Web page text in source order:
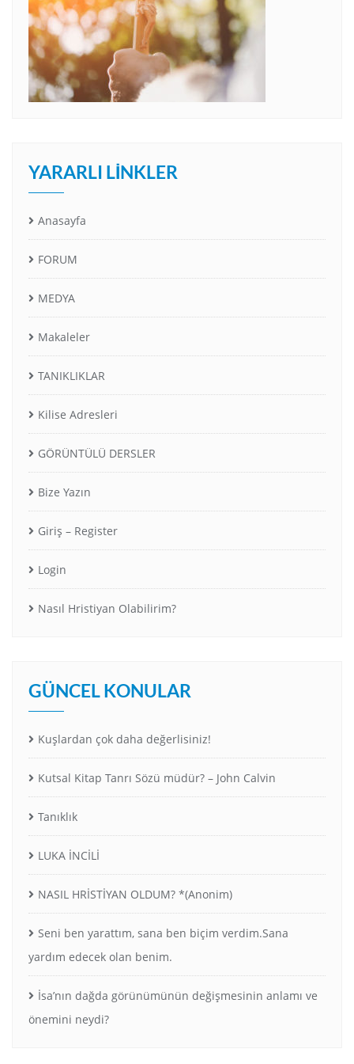
YARARLI LINKLER
Anasayfa
FORUM
MEDYA
Makaleler
TANIKLIKLAR
Kilise Adresleri
GÖRÜNTÜLÜ DERSLER
Bize Yazın
Giriş – Register
Login
Nasıl Hristiyan Olabilirim?
GÜNCEL KONULAR
Kuşlardan çok daha değerlisiniz!
Kutsal Kitap Tanrı Sözü müdür? – John Calvin
Tanıklık
LUKA İNCİLİ
NASIL HRİSTİYAN OLDUM? *(Anonim)
Seni ben yarattım, sana ben biçim verdim.Sana
yardım edecek olan benim.
İsa’nın dağda görünümünün değişmesinin anlamı ve
önemini neydi?